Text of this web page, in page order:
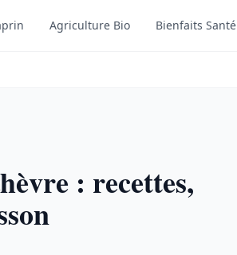
Agriculture Bio Bienfaits Santé
: recettes,